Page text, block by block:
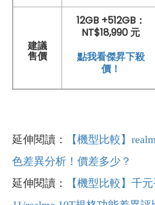
建議
售價
12GB +512GB：
NT$18,990 元
點我看傑昇下殺
價！
延伸閱讀：
【機型比較】
色差異分析！價差多少？
延伸閱讀：
【機型比較】千